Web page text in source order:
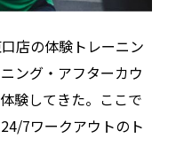
店の体験トレーニン
ング・アフターカウ
験してきた。ここで
7ワークアウトのト